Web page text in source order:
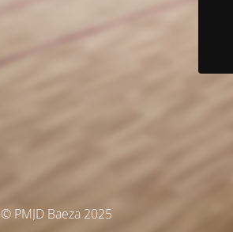
© PMJD Baeza 2025